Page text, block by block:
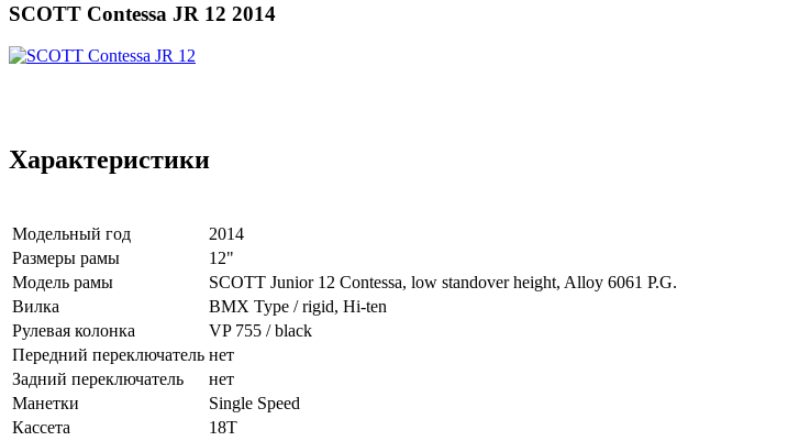
SCOTT Contessa JR 12 2014
Характеристики
Модельный год
2014
Размеры рамы
12"
Модель рамы
SCOTT Junior 12 Contessa, low standover height, Alloy 6061 P.G.
Вилка
BMX Type / rigid, Hi-ten
Рулевая колонка
VP 755 / black
Передний переключатель нет
Задний переключатель
нет
Манетки
Single Speed
Кассета
18T